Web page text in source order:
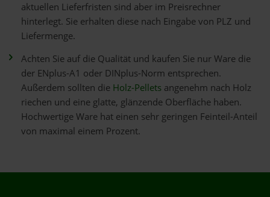
aktuellen Lieferfristen sind aber im Preisrechner
hinterlegt. Sie erhalten diese nach Eingabe von PLZ und
Liefermenge.
Achten Sie auf die Qualität und kaufen Sie nur Ware die
der ENplus-A1 oder DINplus-Norm entsprechen.
Außerdem sollten die Holz-Pellets angenehm nach Holz
riechen und eine glatte, glänzende Oberfläche haben.
Hochwertige Ware hat einen sehr geringen Feinteil-Anteil
von maximal einem Prozent.